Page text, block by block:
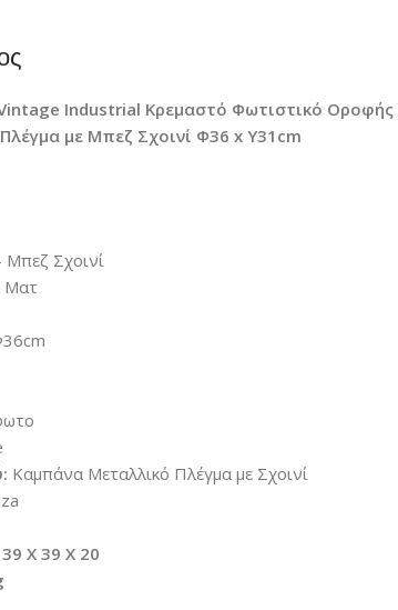
Vintage Industrial Κρεμαστό Φωτιστικό
με Μπεζ Σχοινί Φ36 x Υ31cm
Μπεζ Σχοινί
Ματ
Καμπάνα Μεταλλικό Πλέγμα με Σχοινί
X 39 X 20